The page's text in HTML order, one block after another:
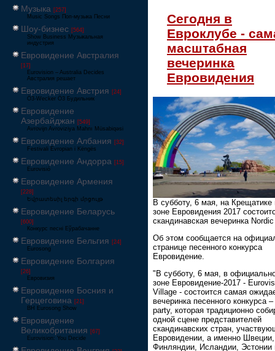
Музыка [257]
Music Songs Поп-музыка Песни
Шоу-бизнес [564]
Show Business Музыкальная
индустрия
Евровидение Австралия
[17]
Eurovision – Australia Decides
Австралия решает
Евровидение Австрия [24]
Ö3-Wecker Ö3 Будильник
Евровидение
Азербайджан [549]
Avrovijn Avroviziya Mahnı Müsabiqəsi
Евровидение Албания [32]
Festivali Evropian i Këngës
Евровидение Андорра [15]
Eurovisió
Евровидение Армения
[228]
Եվրատեսիլ երգի մրցույթ
Евровидение Беларусь
[600]
Конкурс песні Еўрабачанне
Евровидение Бельгия [24]
Eurosong
Евровидение Болгария
[26]
Евровизия
Евровидение Босния и
Герцеговина [21]
BH Eurosong Show
Евровидение
Великобритания [67]
Eurovision: You Decide
Сегодня в
Евроклубе -
масштабная
вечеринка
Евровидения
В субботу, 6 мая, на
зоне Евровидения 2017
скандинавская вечеринка
Об этом сообщается на
странице песенного конкурса
Евровидение.
"В субботу, 6 мая, в
зоне Евровидение-2017 -
Village - состоится самая
вечеринка песенного конкурса
party, которая традиционно
одной сцене представителей
скандинавских стран,
Евровидении, а именно
Финляндии, Исландии, Эстонии